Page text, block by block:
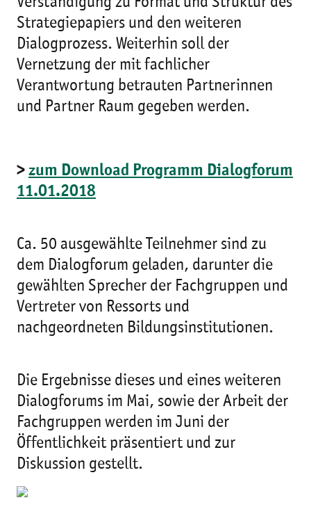
Strategiepapiers und den weiteren
Dialogprozess. Weiterhin soll der
Vernetzung der mit fachlicher
Verantwortung betrauten Partnerinnen
und Partner Raum gegeben werden.
> zum Download Programm Dialogforum
11.01.2018
Ca. 50 ausgewählte Teilnehmer sind zu
dem Dialogforum geladen, darunter die
gewählten Sprecher der Fachgruppen und
Vertreter von Ressorts und
nachgeordneten Bildungsinstitutionen.
Die Ergebnisse dieses und eines weiteren
Dialogforums im Mai, sowie der Arbeit der
Fachgruppen werden im Juni der
Öffentlichkeit präsentiert und zur
Diskussion gestellt.